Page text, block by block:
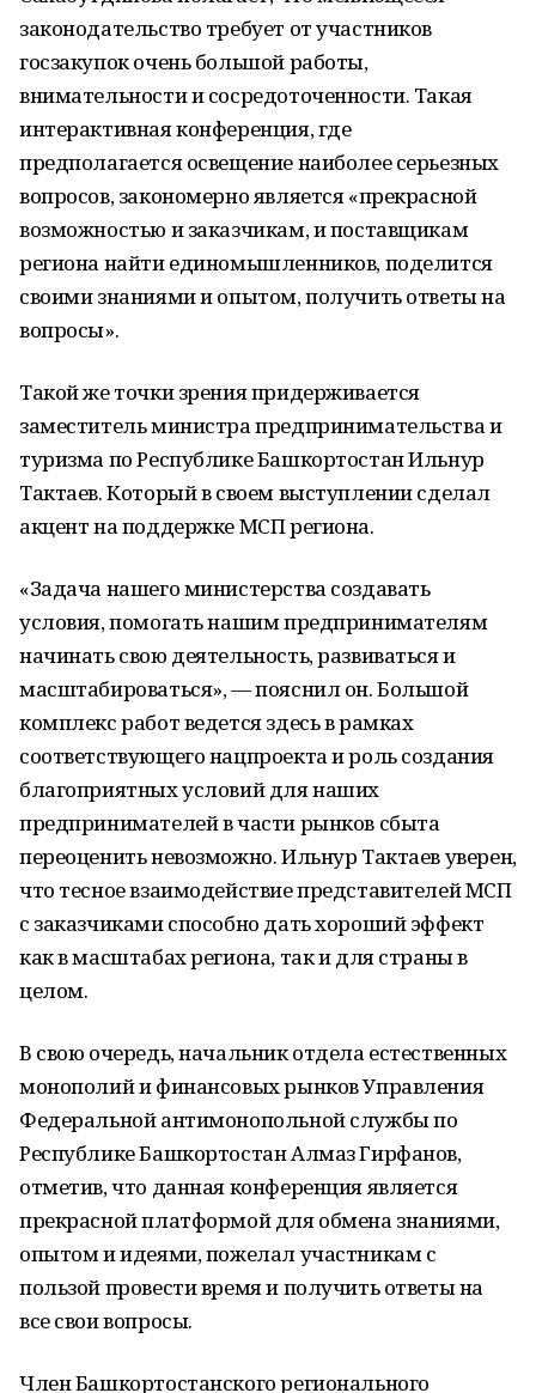
законодательство требует от участников
госзакупок очень большой работы,
внимательности и сосредоточенности. Такая
интерактивная конференция, где
предполагается освещение наиболее серьезных
вопросов, закономерно является «прекрасной
возможностью и заказчикам, и поставщикам
региона найти единомышленников, поделится
своими знаниями и опытом, получить ответы на
вопросы».
Такой же точки зрения придерживается
заместитель министра предпринимательства и
туризма по Республике Башкортостан Ильнур
Тактаев. Который в своем выступлении сделал
акцент на поддержке МСП региона.
«Задача нашего министерства создавать
условия, помогать нашим предпринимателям
начинать свою деятельность, развиваться и
масштабироваться», — пояснил он. Большой
комплекс работ ведется здесь в рамках
соответствующего нацпроекта и роль создания
благоприятных условий для наших
предпринимателей в части рынков сбыта
переоценить невозможно. Ильнур Тактаев уверен,
что тесное взаимодействие представителей МСП
с заказчиками способно дать хороший эффект
как в масштабах региона, так и для страны в
целом.
В свою очередь, начальник отдела естественных
монополий и финансовых рынков Управления
Федеральной антимонопольной службы по
Республике Башкортостан Алмаз Гирфанов,
отметив, что данная конференция является
прекрасной платформой для обмена знаниями,
опытом и идеями, пожелал участникам с
пользой провести время и получить ответы на
все свои вопросы.
Член Башкортостанского регионального